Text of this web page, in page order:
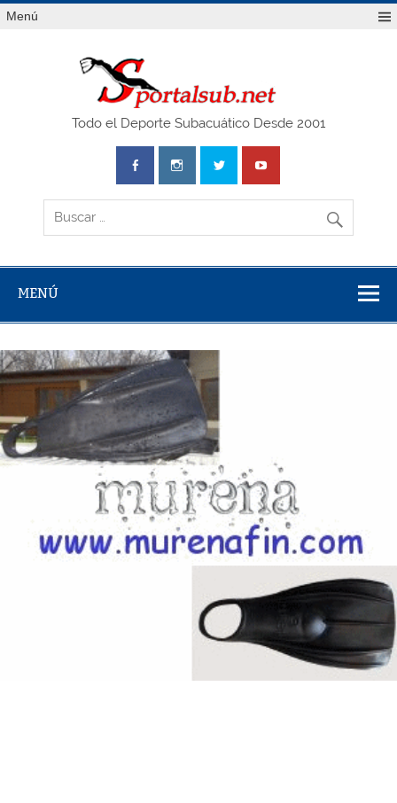
Saltar
alMenú
Todo el Deporte Subacuático Desde 2001
MENÚ